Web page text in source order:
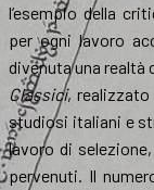
l’esempio della
per ogni lavoro
divenuta una
Classici, realizzato
studiosi italiani e
lavoro di
pervenuti. Il